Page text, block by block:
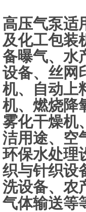
高压气泵适
及化工包装
备曝气、水
设备、丝网
机、自动上
机、燃烧降
雾化干燥机
洁用途、空
环保水处理
织与针织设
洗设备、农
气体输送等